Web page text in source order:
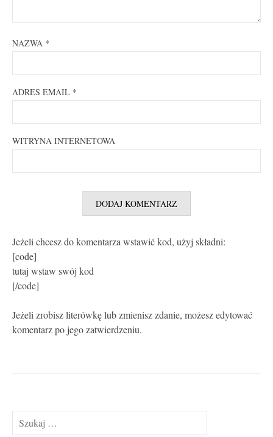
NAZWA *
ADRES EMAIL *
WITRYNA INTERNETOWA
Jeżeli chcesz do komentarza wstawić kod, użyj składni:
[code]
tutaj wstaw swój kod
[/code]
Jeżeli zrobisz literówkę lub zmienisz zdanie, możesz edytować
komentarz po jego zatwierdzeniu.
Szukaj: